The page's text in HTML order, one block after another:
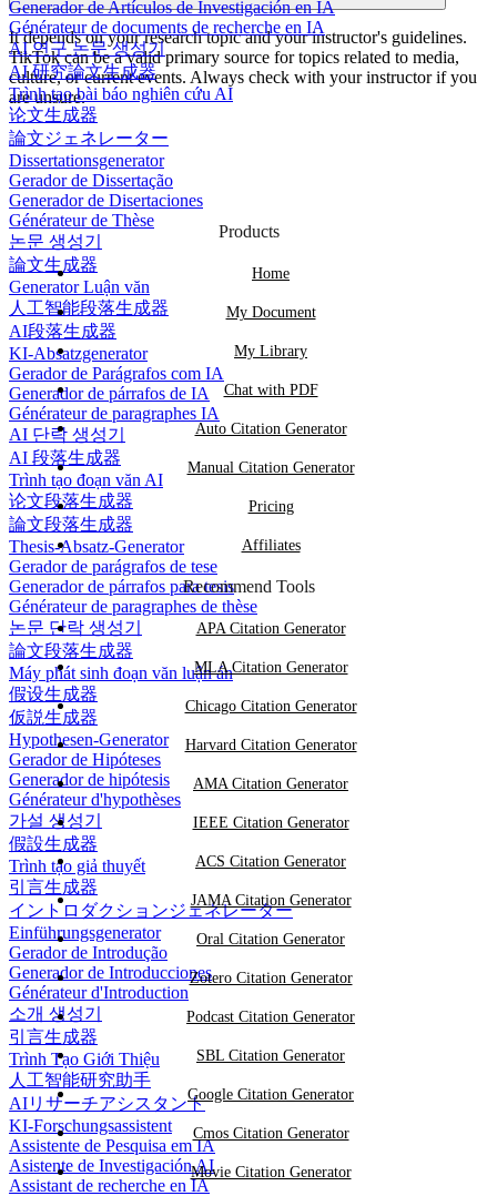
Generador de Artículos de Investigación en IA
Générateur de documents de recherche en IA
AI 연구 논문 생성기
AI 研究論文生成器
Trình tạo bài báo nghiên cứu AI
论文生成器
論文ジェネレーター
Dissertationsgenerator
Gerador de Dissertação
Generador de Disertaciones
Générateur de Thèse
논문 생성기
論文生成器
Generator Luận văn
人工智能段落生成器
AI段落生成器
KI-Absatzgenerator
Gerador de Parágrafos com IA
Generador de párrafos de IA
Générateur de paragraphes IA
AI 단락 생성기
AI 段落生成器
Trình tạo đoạn văn AI
论文段落生成器
論文段落生成器
Thesis-Absatz-Generator
Gerador de parágrafos de tese
Generador de párrafos para tesis
Générateur de paragraphes de thèse
논문 단락 생성기
論文段落生成器
Máy phát sinh đoạn văn luận án
假设生成器
仮説生成器
Hypothesen-Generator
Gerador de Hipóteses
Generador de hipótesis
Générateur d'hypothèses
가설 생성기
假設生成器
Trình tạo giả thuyết
引言生成器
イントロダクションジェネレーター
Einführungsgenerator
Gerador de Introdução
Generador de Introducciones
Générateur d'Introduction
소개 생성기
引言生成器
Trình Tạo Giới Thiệu
人工智能研究助手
AIリサーチアシスタント
KI-Forschungsassistent
Assistente de Pesquisa em IA
Asistente de Investigación AI
Assistant de recherche en IA
It depends on your research topic and your instructor's guidelines.
TikTok can be a valid primary source for topics related to media,
culture, or current events. Always check with your instructor if you
are unsure.
Products
Home
My Document
My Library
Chat with PDF
Auto Citation Generator
Manual Citation Generator
Pricing
Affiliates
Recommend Tools
APA Citation Generator
MLA Citation Generator
Chicago Citation Generator
Harvard Citation Generator
AMA Citation Generator
IEEE Citation Generator
ACS Citation Generator
JAMA Citation Generator
Oral Citation Generator
Zotero Citation Generator
Podcast Citation Generator
SBL Citation Generator
Google Citation Generator
Cmos Citation Generator
Movie Citation Generator